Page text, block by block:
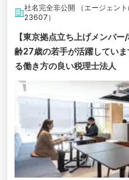
社名完全非公開 （エージェン
23607）
【東京拠点立ち上げメンバ
齢27歳の若手が活躍してい
る働き方の良い税理士法人